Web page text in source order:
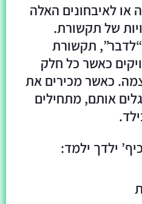
או לאיבחונים האלה
של תקשורת.
תקשורת
כאשר כל חלק
כאשר מכירים את
אותם, מתחילים
ילדך ילמד: